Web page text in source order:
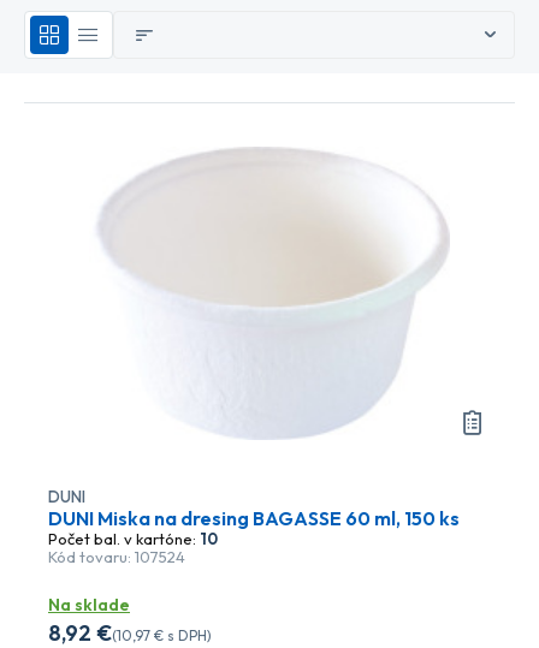
DUNI
DUNI Miska na dresing BAGASSE 60 ml, 150 ks
Počet bal. v kartóne: 10
Kód tovaru: 107524
Na sklade
8,92 €(10,97 € s DPH)